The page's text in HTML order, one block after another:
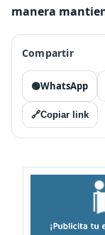
manera
Compartir
🟢WhatsApp
🔗Copiar link